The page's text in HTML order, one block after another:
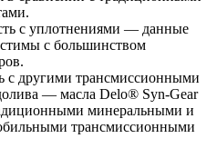
с уплотнениями — данные
с большинством
с другими трансмиссионными
— масла Delo® Syn-Gear
минеральными и
трансмиссионными